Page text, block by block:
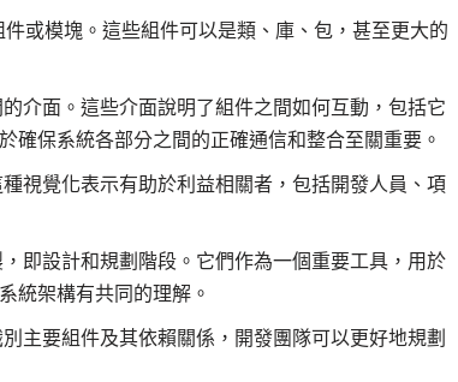
或模塊。這些組件可以是類、庫、包，甚至更大的
介面。這些介面說明了組件之間如何互動，包括它
確保系統各部分之間的正確通信和整合至關重要。
視覺化表示有助於利益相關者，包括開發人員、項
即設計和規劃階段。它們作為一個重要工具，用於
統架構有共同的理解。
主要組件及其依賴關係，開發團隊可以更好地規劃